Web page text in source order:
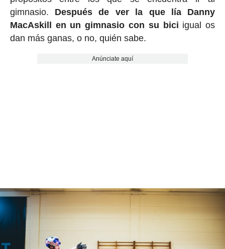
gimnasio. Después de ver la que lía Danny
MacAskill en un gimnasio con su bici igual os
dan más ganas, o no, quién sabe.
Anúnciate aquí